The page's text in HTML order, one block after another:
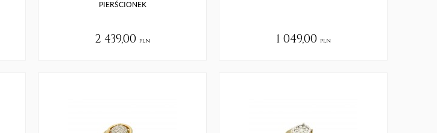
PIERŚCIONEK
2 439,00 pln 1 049,00 pln